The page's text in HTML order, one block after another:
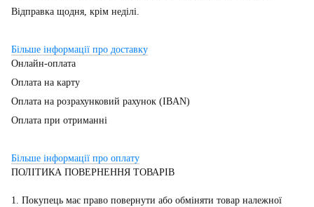
Відправка щодня, крім неділі.
Більше інформації про доставку
Онлайн-оплата
Оплата на карту
Оплата на розрахунковий рахунок (IBAN)
Оплата при отриманні
Більше інформації про оплату
ПОЛІТИКА ПОВЕРНЕННЯ ТОВАРІВ
1. Покупець має право повернути або обміняти товар належної